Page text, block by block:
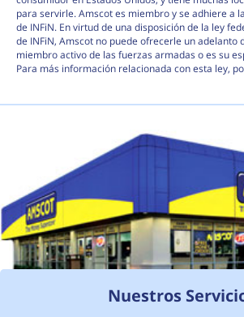
para servirle. Amscot es miembro y se adhiere a
de INFiN. En virtud de una disposición de la ley
de INFiN, Amscot no puede ofrecerle un adelanto
miembro activo de las fuerzas armadas o es su
Para más información relacionada con esta ley,
Nuestros